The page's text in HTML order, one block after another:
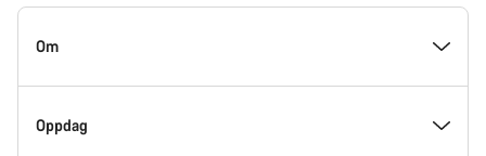
Canyon
hjemmeside
bunndel
Om
På innsiden av Canyon
Oppdag